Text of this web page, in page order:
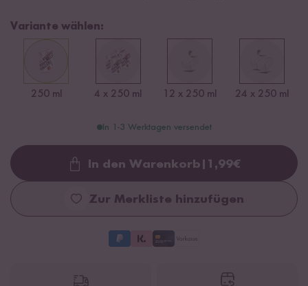
Variante wählen:
250 ml 4 x 250 ml 12 x 250 ml 24 x 250 ml
In 1-3 Werktagen versendet
Loading...
In den Warenkorb 1,99€
Zur Merkliste hinzufügen